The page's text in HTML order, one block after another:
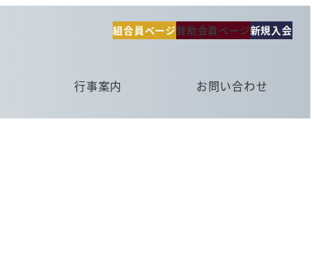
組合員ページ賛助会員ページ新規入会
行事案内 お問い合わせ